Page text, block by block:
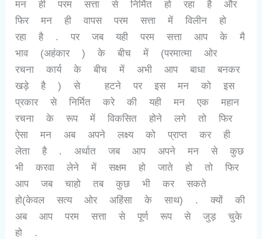
मन ही परम सत्ता से निर्मित हो रहा है और
फिर मन ही वापस परम सत्ता में विलीन हो
रहा है . पर जब यही परम सत्ता आप के मै
भाव (अहंकार ) के बीच में (परमात्मा ओर
रचना कार्य के बीच में अभी आप बाधा बनकर
खड़े है ) से हटने पर इस मन को इस
प्रकार से निर्मित करे की यही मन एक महान
रचना के रूप में विकसित होने लगे तो फिर
ऐसा मन अब अपने लक्ष्य को प्राप्त कर ही
लेता है . अर्थात जब आप अपने मन से कुछ
भी करवा लेने में सक्षम हो जाते हो तो फिर
आप जब चाहो तब कुछ भी कर सकते
हो(केवल सत्य ओर अहिंसा के साथ) . क्यों की
अब आप परम सत्ता से पूर्ण रूप से जुड़ चुके
हो .